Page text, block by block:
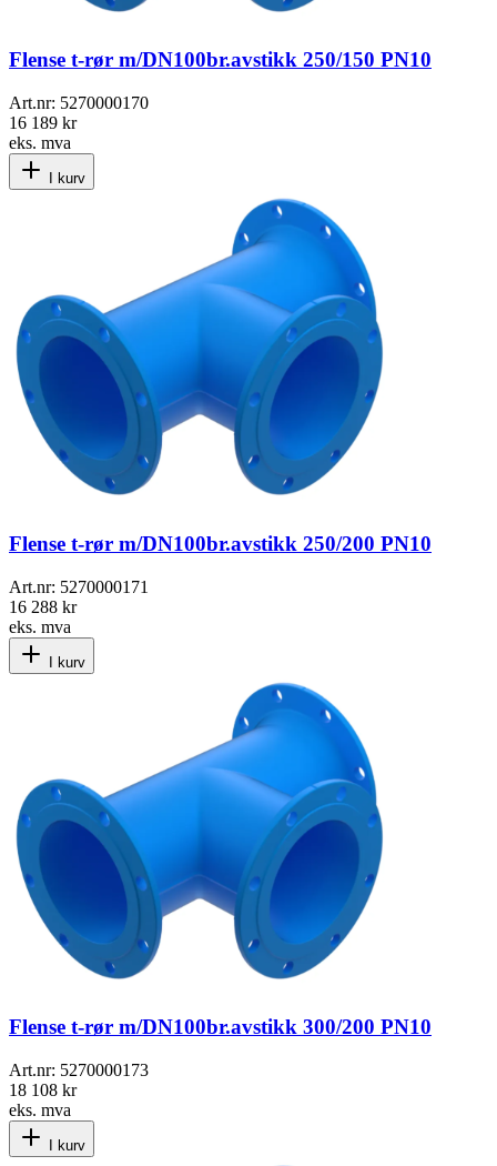
Flense t-rør m/DN100br.avstikk 250/150 PN10
Art.nr: 5270000170
16 189 kr
eks. mva
I kurv
Flense t-rør m/DN100br.avstikk 250/200 PN10
Art.nr: 5270000171
16 288 kr
eks. mva
I kurv
Flense t-rør m/DN100br.avstikk 300/200 PN10
Art.nr: 5270000173
18 108 kr
eks. mva
I kurv